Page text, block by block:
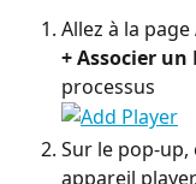
Allez à la page
+ Associer un
processus
Sur le pop-
appareil player.